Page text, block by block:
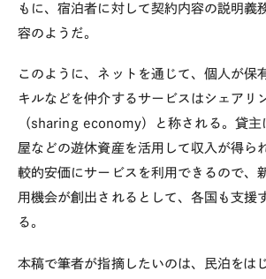
もに、宿泊者に対して契約内容の説明義
容のようだ。
このように、ネットを通じて、個人が保
キルなどを仲介するサービスはシェアリ
（sharing economy）と称される。貸主
屋などの遊休資産を活用して収入が得ら
較的安価にサービスを利用できるので、
用機会が創出されるとして、各国も支援
る。
本稿で筆者が指摘したいのは、民泊をは